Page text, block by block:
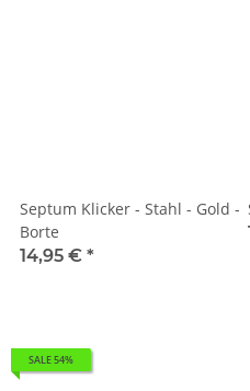
Septum Klicker - Stahl - Gold -
Borte
14,95 € *
SALE 54%